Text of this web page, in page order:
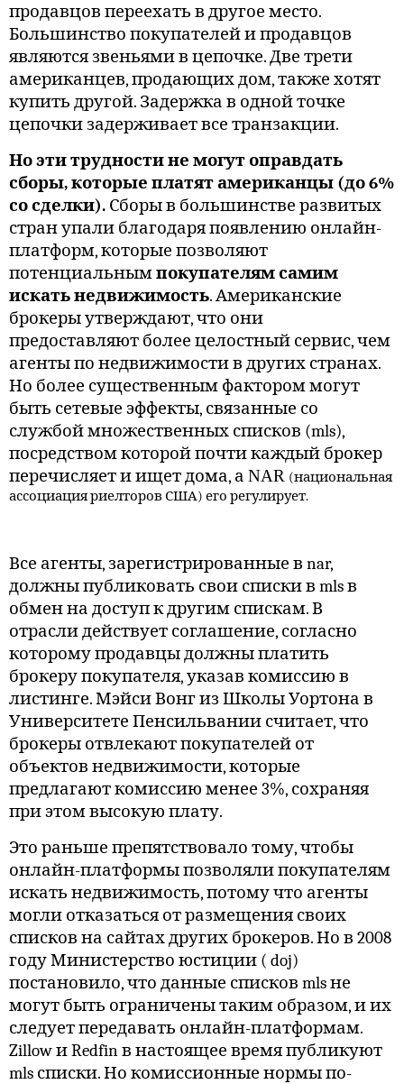
продавцов переехать в другое место.
Большинство покупателей и продавцов
являются звеньями в цепочке. Две трети
американцев, продающих дом, также хотят
купить другой. Задержка в одной точке
цепочки задерживает все транзакции.
Но эти трудности не могут оправдать
сборы, которые платят американцы (до 6%
со сделки). Сборы в большинстве развитых
стран упали благодаря появлению онлайн-
платформ, которые позволяют
потенциальнымпокупателям самим
искать недвижимость. Американские
брокеры утверждают, что они
предоставляют более целостный сервис, чем
агенты по недвижимости в других странах.
Но более существенным фактором могут
быть сетевые эффекты, связанные со
службой множественных списков (mls),
посредством которой почти каждый брокер
перечисляет и ищет дома, а NAR (национальная
ассоциация риелторов США) его регулирует.
Все агенты, зарегистрированные в nar,
должны публиковать свои списки в mls в
обмен на доступ к другим спискам. В
отрасли действует соглашение, согласно
которому продавцы должны платить
брокеру покупателя, указав комиссию в
листинге. Мэйси Вонг из Школы Уортона в
Университете Пенсильвании считает, что
брокеры отвлекают покупателей от
объектов недвижимости, которые
предлагают комиссию менее 3%, сохраняя
при этом высокую плату.
Это раньше препятствовало тому, чтобы
онлайн-платформы позволяли покупателям
искать недвижимость, потому что агенты
могли отказаться от размещения своих
списков на сайтах других брокеров. Но в 2008
году Министерство юстиции ( doj)
постановило, что данные списков mls не
могут быть ограничены таким образом, и их
следует передавать онлайн-платформам.
Zillow и Redfin в настоящее время публикуют
mls списки. Но комиссионные нормы по-